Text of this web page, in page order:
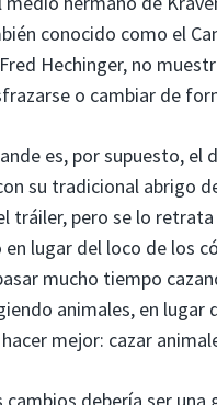
conocido como el
Hechinger, no
o cambiar de
es, por supuesto, el
su tradicional abrigo
tráiler, pero se lo
lugar del loco de los
mucho tiempo
animales, en lugar
mejor: cazar
debería ser una